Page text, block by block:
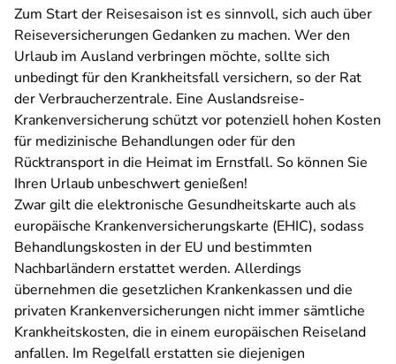
Zum Start der Reisesaison ist es sinnvoll, sich auch über
Reiseversicherungen Gedanken zu machen. Wer den
Urlaub im Ausland verbringen möchte, sollte sich
unbedingt für den Krankheitsfall versichern, so der Rat
der Verbraucherzentrale. Eine Auslandsreise-
Krankenversicherung schützt vor potenziell hohen Kosten
für medizinische Behandlungen oder für den
Rücktransport in die Heimat im Ernstfall. So können Sie
Ihren Urlaub unbeschwert genießen!
Zwar gilt die elektronische Gesundheitskarte auch als
europäische Krankenversicherungskarte (EHIC), sodass
Behandlungskosten in der EU und bestimmten
Nachbarländern erstattet werden. Allerdings
übernehmen die gesetzlichen Krankenkassen und die
privaten Krankenversicherungen nicht immer sämtliche
Krankheitskosten, die in einem europäischen Reiseland
anfallen. Im Regelfall erstatten sie diejenigen